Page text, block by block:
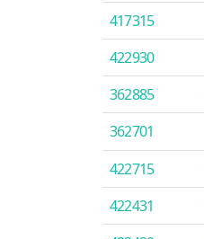
417315
422930
362885
362701
422715
422431